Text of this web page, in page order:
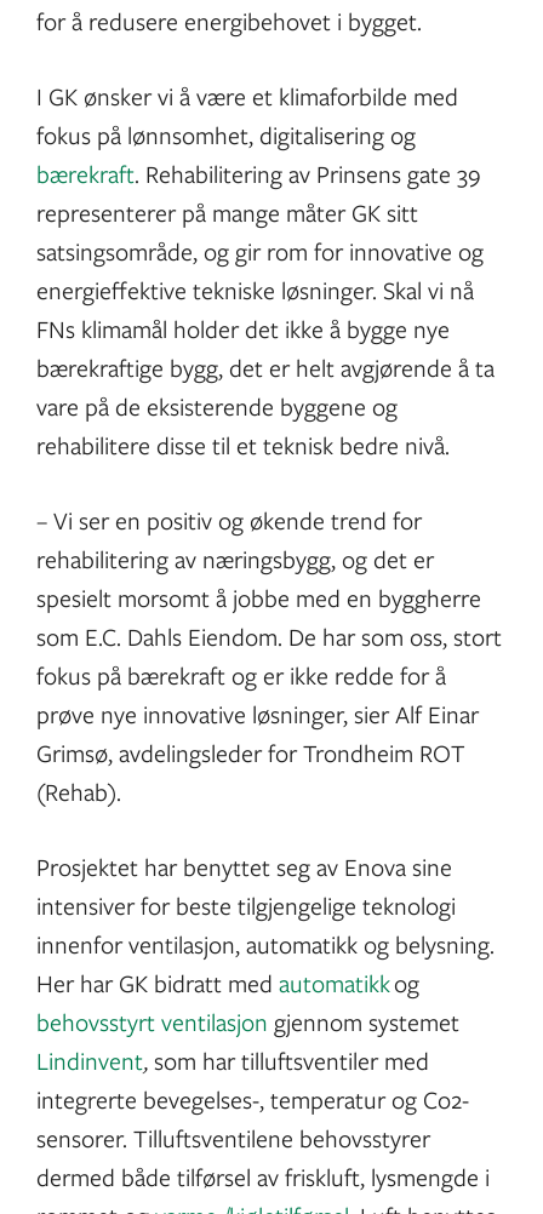
for å redusere energibehovet i bygget.
I GK ønsker vi å være et klimaforbilde med
fokus på lønnsomhet, digitalisering og
bærekraft. Rehabilitering av Prinsens gate 39
representerer på mange måter GK sitt
satsingsområde, og gir rom for innovative og
energieffektive tekniske løsninger. Skal vi nå
FNs klimamål holder det ikke å bygge nye
bærekraftige bygg, det er helt avgjørende å ta
vare på de eksisterende byggene og
rehabilitere disse til et teknisk bedre nivå.
– Vi ser en positiv og økende trend for
rehabilitering av næringsbygg, og det er
spesielt morsomt å jobbe med en byggherre
som E.C. Dahls Eiendom. De har som oss, stort
fokus på bærekraft og er ikke redde for å
prøve nye innovative løsninger, sier Alf Einar
Grimsø, avdelingsleder for Trondheim ROT
(Rehab).
Prosjektet har benyttet seg av Enova sine
intensiver for beste tilgjengelige teknologi
innenfor ventilasjon, automatikk og belysning.
Her har GK bidratt med automatikkog
behovsstyrt ventilasjon gjennom systemet
Lindinvent,som har tilluftsventiler med
integrerte bevegelses-, temperatur og Co2-
sensorer. Tilluftsventilene behovsstyrer
dermed både tilførsel av friskluft, lysmengde i